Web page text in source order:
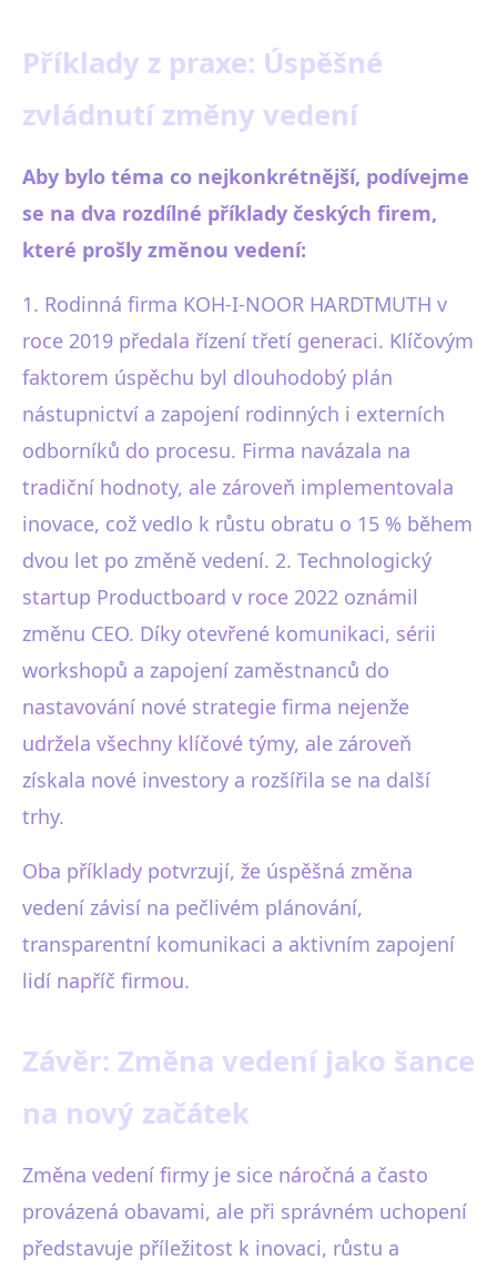
Příklady z praxe: Úspěšné
zvládnutí změny vedení
Aby bylo téma co nejkonkrétnější, podívejme
se na dva rozdílné příklady českých firem,
které prošly změnou vedení:
1. Rodinná firma KOH-I-NOOR HARDTMUTH v
roce 2019 předala řízení třetí generaci. Klíčovým
faktorem úspěchu byl dlouhodobý plán
nástupnictví a zapojení rodinných i externích
odborníků do procesu. Firma navázala na
tradiční hodnoty, ale zároveň implementovala
inovace, což vedlo k růstu obratu o 15 % během
dvou let po změně vedení. 2. Technologický
startup Productboard v roce 2022 oznámil
změnu CEO. Díky otevřené komunikaci, sérii
workshopů a zapojení zaměstnanců do
nastavování nové strategie firma nejenže
udržela všechny klíčové týmy, ale zároveň
získala nové investory a rozšířila se na další
trhy.
Oba příklady potvrzují, že úspěšná změna
vedení závisí na pečlivém plánování,
transparentní komunikaci a aktivním zapojení
lidí napříč firmou.
Závěr: Změna vedení jako šance
na nový začátek
Změna vedení firmy je sice náročná a často
provázená obavami, ale při správném uchopení
představuje příležitost k inovaci, růstu a